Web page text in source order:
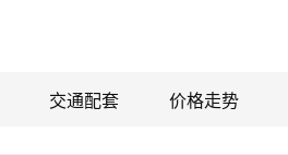
交通配套 价格走势